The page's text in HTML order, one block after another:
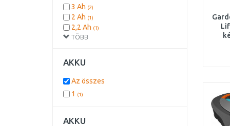
TÖBB
3 Ah (2)
2 Ah (1)
2,2 Ah (1)
2,5 Ah
AKKU
Az összes
1
(1)
AKKU